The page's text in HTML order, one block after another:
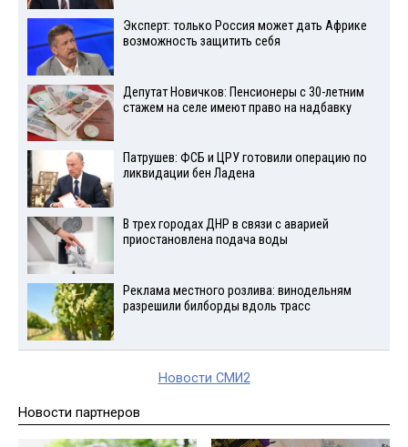
Эксперт: только Россия может дать Африке
возможность защитить себя
Депутат Новичков: Пенсионеры с 30-летним
стажем на селе имеют право на надбавку
Патрушев: ФСБ и ЦРУ готовили операцию по
ликвидации бен Ладена
В трех городах ДНР в связи с аварией
приостановлена подача воды
Реклама местного розлива: винодельням
разрешили билборды вдоль трасс
Новости СМИ2
Новости партнеров